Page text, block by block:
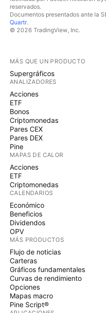
reservados.
Documentos presentados ante la
Quartr.
© 2026 TradingView, Inc.
MÁS QUE UN PRODUCTO
Supergráficos
ANALIZADORES
Acciones
ETF
Bonos
Criptomonedas
Pares CEX
Pares DEX
Pine
MAPAS DE CALOR
Acciones
ETF
Criptomonedas
CALENDARIOS
Económico
Beneficios
Dividendos
OPV
MÁS PRODUCTOS
Flujo de noticias
Carteras
Gráficos fundamentales
Curvas de rendimiento
Opciones
Mapas macro
Pine Script®